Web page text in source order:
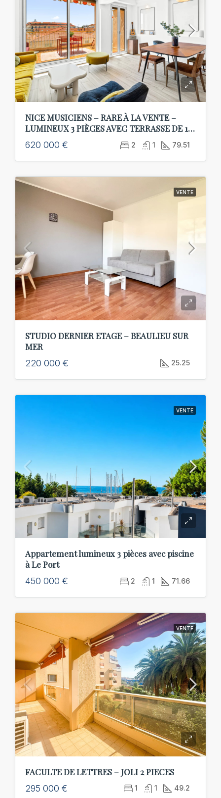
NICE MUSICIENS – RARE À LA VENTE –
LUMINEUX 3 PIÈCES AVEC TERRASSE DE 15
M² – AU CALME – GARAGE EN SUS
620 000 € 2 1 79.51
VENTE
STUDIO DERNIER ETAGE – BEAULIEU SUR
MER
220 000 € 25.25
VENTE
Appartement lumineux 3 pièces avec piscine
à Le Port
450 000 € 2 1 71.66
VENTE
FACULTE DE LETTRES – JOLI 2 PIECES
295 000 € 1 1 49.2